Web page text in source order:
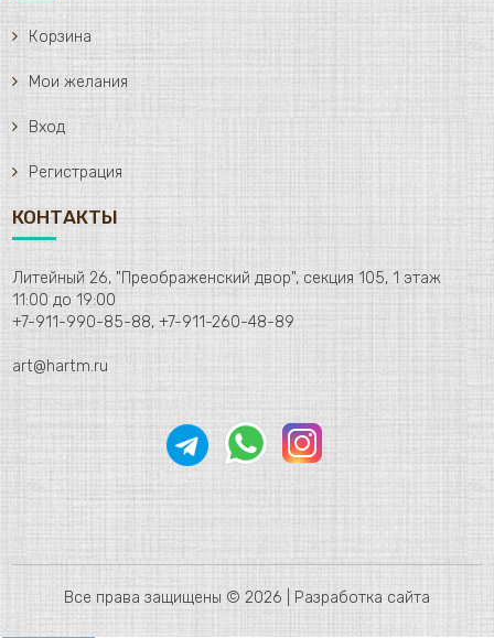
Корзина
Мои желания
Вход
Регистрация
КОНТАКТЫ
Литейный 26, "Преображенский двор", секция 105, 1 этаж
11:00 до 19:00
+7-911-990-85-88, +7-911-260-48-89
art@hartm.ru
Все права защищены © 2026 | Разработка сайта